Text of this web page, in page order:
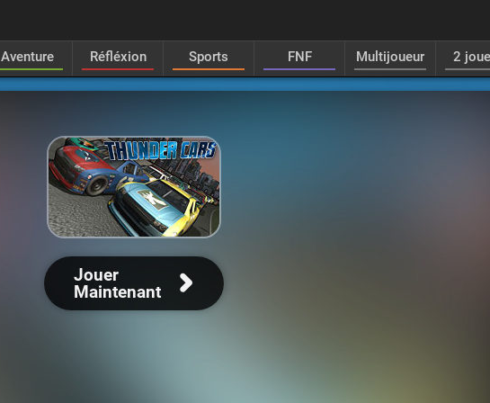
Aventure Réfléxion Sports FNF Multijoueur 2
Jouer
Maintenant